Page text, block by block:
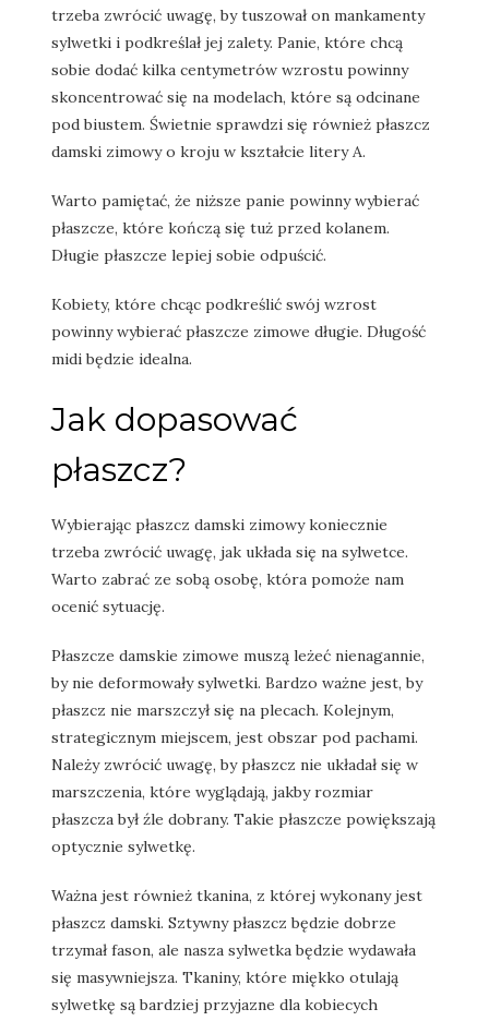
trzeba zwrócić uwagę, by tuszował on mankamenty
sylwetki i podkreślał jej zalety. Panie, które chcą
sobie dodać kilka centymetrów wzrostu powinny
skoncentrować się na modelach, które są odcinane
pod biustem. Świetnie sprawdzi się również płaszcz
damski zimowy o kroju w kształcie litery A.
Warto pamiętać, że niższe panie powinny wybierać
płaszcze, które kończą się tuż przed kolanem.
Długie płaszcze lepiej sobie odpuścić.
Kobiety, które chcąc podkreślić swój wzrost
powinny wybierać płaszcze zimowe długie. Długość
midi będzie idealna.
Jak dopasować
płaszcz?
Wybierając płaszcz damski zimowy koniecznie
trzeba zwrócić uwagę, jak układa się na sylwetce.
Warto zabrać ze sobą osobę, która pomoże nam
ocenić sytuację.
Płaszcze damskie zimowe muszą leżeć nienagannie,
by nie deformowały sylwetki. Bardzo ważne jest, by
płaszcz nie marszczył się na plecach. Kolejnym,
strategicznym miejscem, jest obszar pod pachami.
Należy zwrócić uwagę, by płaszcz nie układał się w
marszczenia, które wyglądają, jakby rozmiar
płaszcza był źle dobrany. Takie płaszcze powiększają
optycznie sylwetkę.
Ważna jest również tkanina, z której wykonany jest
płaszcz damski. Sztywny płaszcz będzie dobrze
trzymał fason, ale nasza sylwetka będzie wydawała
się masywniejsza. Tkaniny, które miękko otulają
sylwetkę są bardziej przyjazne dla kobiecych